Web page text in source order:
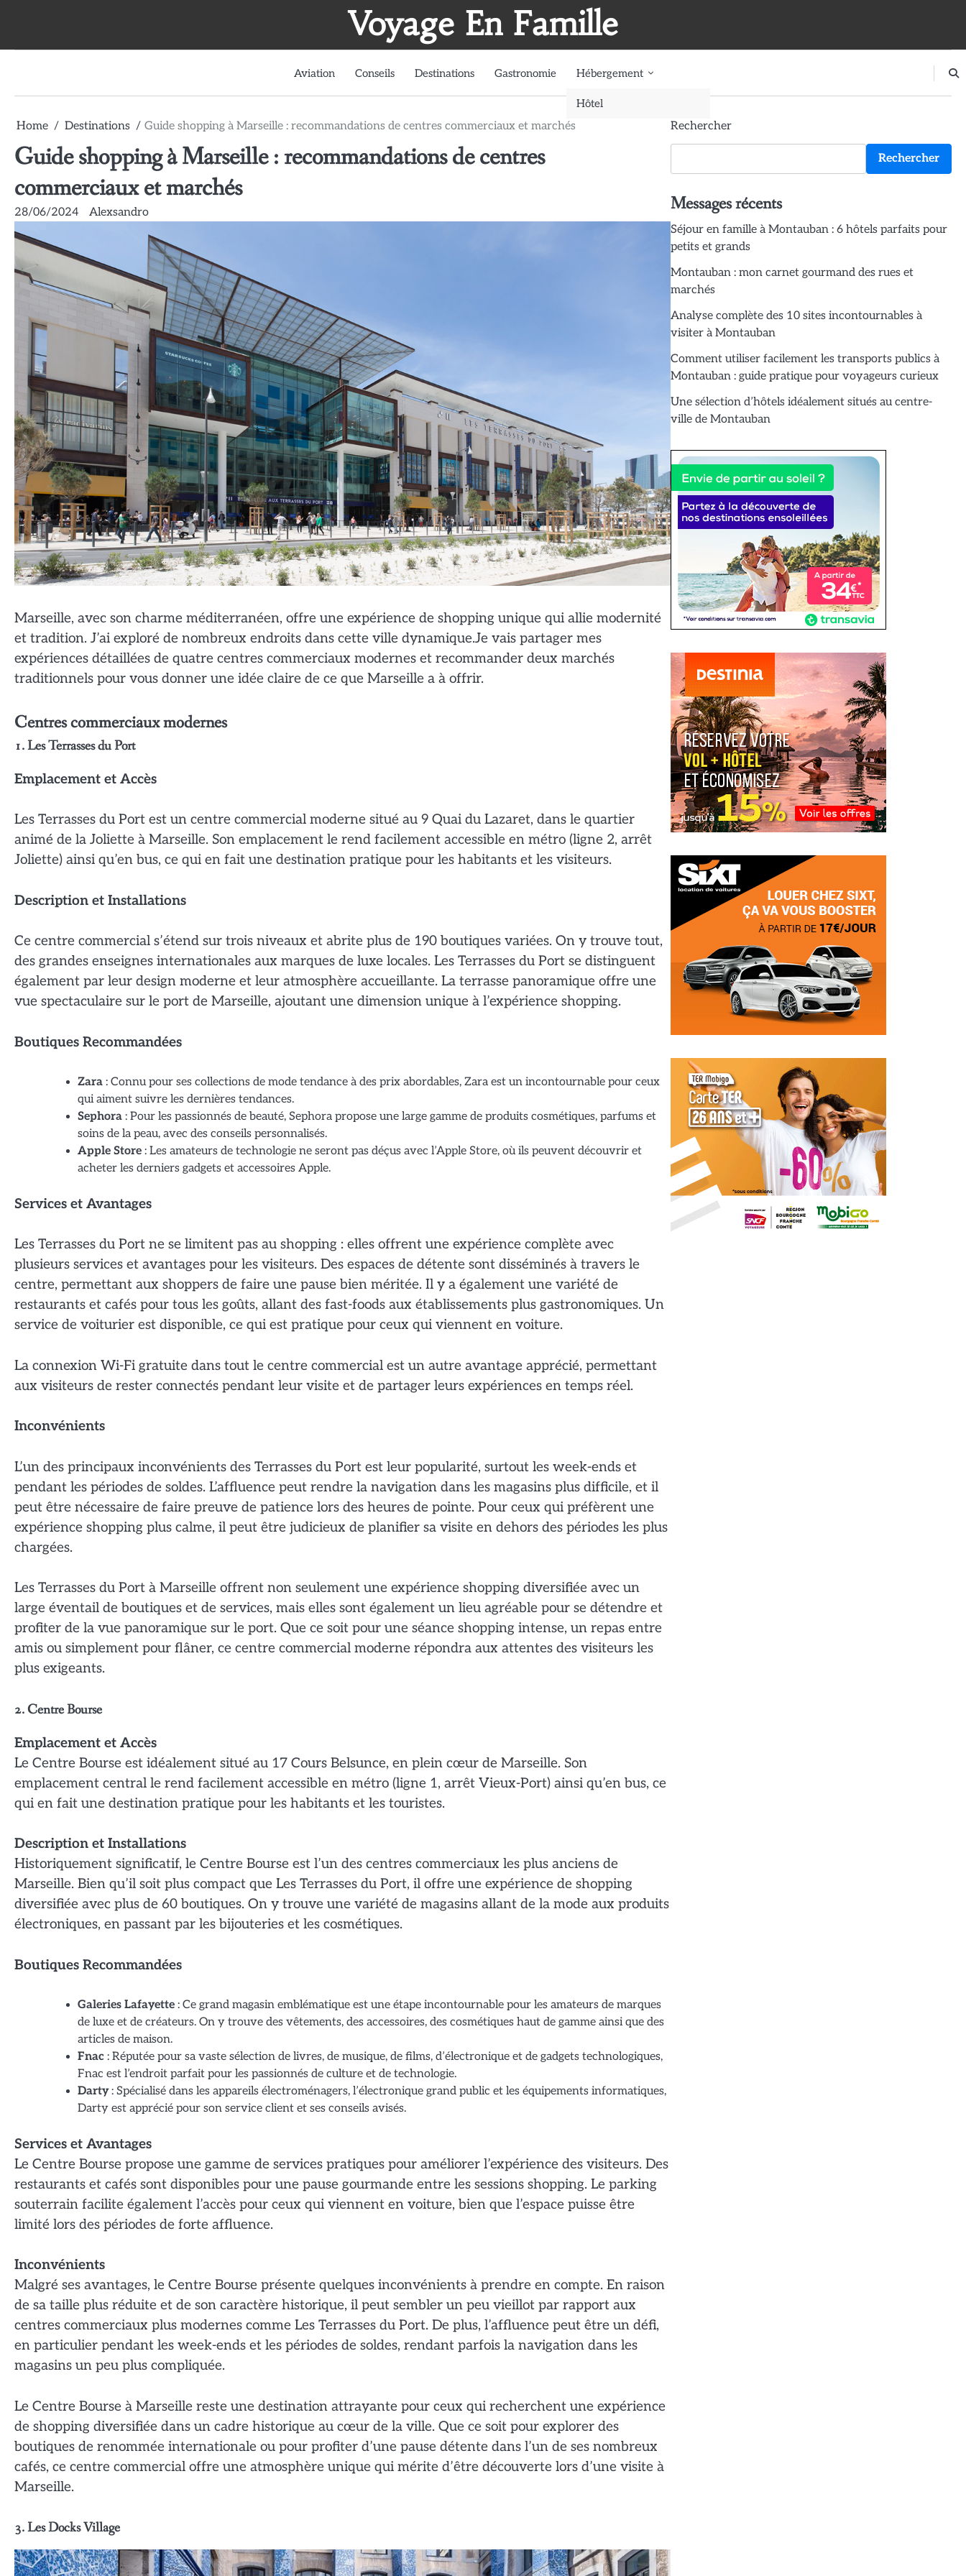
Voyage En Famille
Aviation Conseils Destinations Gastronomie Hébergement
Hôtel
Home Destinations Guide shopping à Marseille : recommandations de centres commerciaux et marchés
Guide shopping à Marseille : recommandations de centres
commerciaux et marchés
28/06/2024 Alexsandro
Marseille, avec son charme méditerranéen, offre une expérience de shopping unique qui allie modernité
et tradition. J’ai exploré de nombreux endroits dans cette ville dynamique.Je vais partager mes
expériences détaillées de quatre centres commerciaux modernes et recommander deux marchés
traditionnels pour vous donner une idée claire de ce que Marseille a à offrir.
Centres commerciaux modernes
1. Les Terrasses du Port
Emplacement et Accès
Les Terrasses du Port est un centre commercial moderne situé au 9 Quai du Lazaret, dans le quartier
animé de la Joliette à Marseille. Son emplacement le rend facilement accessible en métro (ligne 2, arrêt
Joliette) ainsi qu’en bus, ce qui en fait une destination pratique pour les habitants et les visiteurs.
Description et Installations
Ce centre commercial s’étend sur trois niveaux et abrite plus de 190 boutiques variées. On y trouve tout,
des grandes enseignes internationales aux marques de luxe locales. Les Terrasses du Port se distinguent
également par leur design moderne et leur atmosphère accueillante. La terrasse panoramique offre une
vue spectaculaire sur le port de Marseille, ajoutant une dimension unique à l’expérience shopping.
Boutiques Recommandées
Zara : Connu pour ses collections de mode tendance à des prix abordables, Zara est un incontournable pour ceux
qui aiment suivre les dernières tendances.
Sephora : Pour les passionnés de beauté, Sephora propose une large gamme de produits cosmétiques, parfums et
soins de la peau, avec des conseils personnalisés.
Apple Store : Les amateurs de technologie ne seront pas déçus avec l’Apple Store, où ils peuvent découvrir et
acheter les derniers gadgets et accessoires Apple.
Services et Avantages
Les Terrasses du Port ne se limitent pas au shopping : elles offrent une expérience complète avec
plusieurs services et avantages pour les visiteurs. Des espaces de détente sont disséminés à travers le
centre, permettant aux shoppers de faire une pause bien méritée. Il y a également une variété de
restaurants et cafés pour tous les goûts, allant des fast-foods aux établissements plus gastronomiques. Un
service de voiturier est disponible, ce qui est pratique pour ceux qui viennent en voiture.
La connexion Wi-Fi gratuite dans tout le centre commercial est un autre avantage apprécié, permettant
aux visiteurs de rester connectés pendant leur visite et de partager leurs expériences en temps réel.
Inconvénients
L’un des principaux inconvénients des Terrasses du Port est leur popularité, surtout les week-ends et
pendant les périodes de soldes. L’affluence peut rendre la navigation dans les magasins plus difficile, et il
peut être nécessaire de faire preuve de patience lors des heures de pointe. Pour ceux qui préfèrent une
expérience shopping plus calme, il peut être judicieux de planifier sa visite en dehors des périodes les plus
chargées.
Les Terrasses du Port à Marseille offrent non seulement une expérience shopping diversifiée avec un
large éventail de boutiques et de services, mais elles sont également un lieu agréable pour se détendre et
profiter de la vue panoramique sur le port. Que ce soit pour une séance shopping intense, un repas entre
amis ou simplement pour flâner, ce centre commercial moderne répondra aux attentes des visiteurs les
plus exigeants.
2. Centre Bourse
Emplacement et Accès
Le Centre Bourse est idéalement situé au 17 Cours Belsunce, en plein cœur de Marseille. Son
emplacement central le rend facilement accessible en métro (ligne 1, arrêt Vieux-Port) ainsi qu’en bus, ce
qui en fait une destination pratique pour les habitants et les touristes.
Description et Installations
Historiquement significatif, le Centre Bourse est l’un des centres commerciaux les plus anciens de
Marseille. Bien qu’il soit plus compact que Les Terrasses du Port, il offre une expérience de shopping
diversifiée avec plus de 60 boutiques. On y trouve une variété de magasins allant de la mode aux produits
électroniques, en passant par les bijouteries et les cosmétiques.
Boutiques Recommandées
Galeries Lafayette : Ce grand magasin emblématique est une étape incontournable pour les amateurs de marques
de luxe et de créateurs. On y trouve des vêtements, des accessoires, des cosmétiques haut de gamme ainsi que des
articles de maison.
Fnac : Réputée pour sa vaste sélection de livres, de musique, de films, d’électronique et de gadgets technologiques,
Fnac est l’endroit parfait pour les passionnés de culture et de technologie.
Darty: Spécialisé dans les appareils électroménagers, l’électronique grand public et les équipements informatiques,
Darty est apprécié pour son service client et ses conseils avisés.
Services et Avantages
Le Centre Bourse propose une gamme de services pratiques pour améliorer l’expérience des visiteurs. Des
restaurants et cafés sont disponibles pour une pause gourmande entre les sessions shopping. Le parking
souterrain facilite également l’accès pour ceux qui viennent en voiture, bien que l’espace puisse être
limité lors des périodes de forte affluence.
Inconvénients
Malgré ses avantages, le Centre Bourse présente quelques inconvénients à prendre en compte. En raison
de sa taille plus réduite et de son caractère historique, il peut sembler un peu vieillot par rapport aux
centres commerciaux plus modernes comme Les Terrasses du Port. De plus, l’affluence peut être un défi,
en particulier pendant les week-ends et les périodes de soldes, rendant parfois la navigation dans les
magasins un peu plus compliquée.
Le Centre Bourse à Marseille reste une destination attrayante pour ceux qui recherchent une expérience
de shopping diversifiée dans un cadre historique au cœur de la ville. Que ce soit pour explorer des
boutiques de renommée internationale ou pour profiter d’une pause détente dans l’un de ses nombreux
cafés, ce centre commercial offre une atmosphère unique qui mérite d’être découverte lors d’une visite à
Marseille.
3. Les Docks Village
Rechercher
Rechercher
Messages récents
Séjour en famille à Montauban : 6 hôtels parfaits pour
petits et grands
Montauban : mon carnet gourmand des rues et
marchés
Analyse complète des 10 sites incontournables à
visiter à Montauban
Comment utiliser facilement les transports publics à
Montauban : guide pratique pour voyageurs curieux
Une sélection d’hôtels idéalement situés au centre-
ville de Montauban